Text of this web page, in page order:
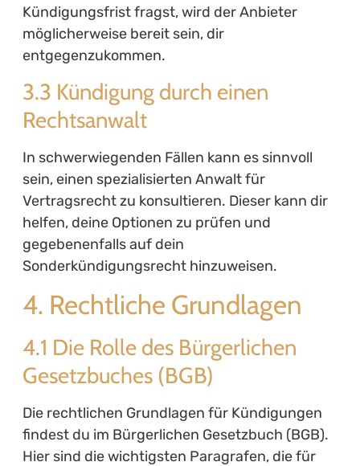
Kündigungsfrist fragst, wird der Anbieter
möglicherweise bereit sein, dir
entgegenzukommen.
3.3 Kündigung durch einen
Rechtsanwalt
In schwerwiegenden Fällen kann es sinnvoll
sein, einen spezialisierten Anwalt für
Vertragsrecht zu konsultieren. Dieser kann dir
helfen, deine Optionen zu prüfen und
gegebenenfalls auf dein
Sonderkündigungsrecht hinzuweisen.
4. Rechtliche Grundlagen
4.1 Die Rolle des Bürgerlichen
Gesetzbuches (BGB)
Die rechtlichen Grundlagen für Kündigungen
findest du im Bürgerlichen Gesetzbuch (BGB).
Hier sind die wichtigsten Paragrafen, die für